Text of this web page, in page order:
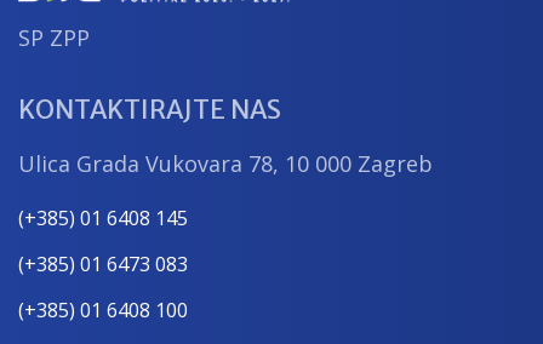
SP ZPP
KONTAKTIRAJTE NAS
Ulica Grada Vukovara 78, 10 000 Zagreb
(+385) 01 6408 145
(+385) 01 6473 083
(+385) 01 6408 100